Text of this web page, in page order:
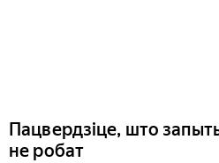
Пацвердзіце, што
не робат